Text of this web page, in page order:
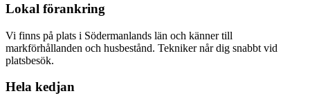
Lokal förankring
Vi finns på plats i Södermanlands län och känner till
markförhållanden och husbestånd. Tekniker når dig snabbt vid
platsbesök.
Hela kedjan